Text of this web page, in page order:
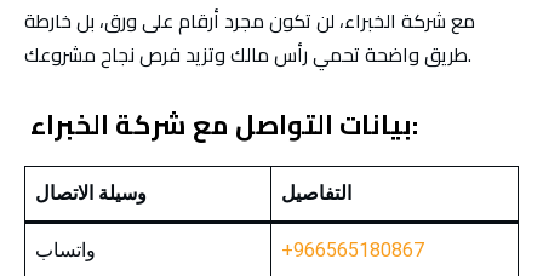
مع شركة الخبراء، لن تكون مجرد أرقام على ورق، بل خارطة
طريق واضحة تحمي رأس مالك وتزيد فرص نجاح مشروعك.
بيانات التواصل مع شركة الخبراء:
وسيلة الاتصال التفاصيل
واتساب +966565180867